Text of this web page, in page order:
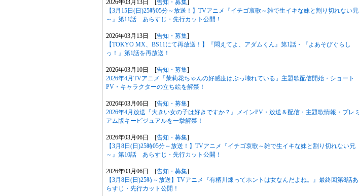
2026年03月13日 [告知・募集]
【3月15日(日)25時05分～放送！】TVアニメ『イチゴ哀歌～雑で生イキな妹と割り切れない兄
～』第11話 あらすじ・先行カット公開！
2026年03月13日 [告知・募集]
【TOKYO MX、BS11にて再放送！】『悶えてよ、アダムくん』第1話・『よあそびぐらし
っ！』第1話を再放送！
2026年03月10日 [告知・募集]
2026年4月TVアニメ「茉莉花ちゃんの好感度はぶっ壊れている」主題歌配信開始・ショート
PV・キャラクターの立ち絵を解禁！
2026年03月06日 [告知・募集]
2026年4月放送『大きい女の子は好きですか？』メインPV・放送＆配信・主題歌情報・プレミ
アム版キービジュアルを一挙解禁！
2026年03月06日 [告知・募集]
【3月8日(日)25時05分～放送！】TVアニメ『イチゴ哀歌～雑で生イキな妹と割り切れない兄
～』第10話 あらすじ・先行カット公開！
2026年03月06日 [告知・募集]
【3月8日(日)25時～放送】TVアニメ『有栖川煉ってホントは女なんだよね。』最終回第8話あ
らすじ・先行カット公開！